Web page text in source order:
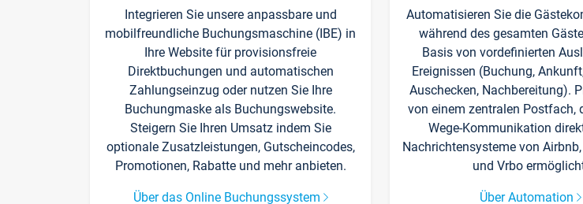
Integrieren Sie unsere anpassbare und
mobilfreundliche Buchungsmaschine (IBE) in
Ihre Website für provisionsfreie
Direktbuchungen und automatischen
Zahlungseinzug oder nutzen Sie Ihre
Buchungmaske als Buchungswebsite.
Steigern Sie Ihren Umsatz indem Sie
optionale Zusatzleistungen, Gutscheincodes,
Promotionen, Rabatte und mehr anbieten.
Über das Online Buchungssystem
Automatisieren Sie die
während des gesamten
Basis von vordefinierten
Ereignissen (Buchung,
Auschecken, Nachbereitung).
von einem zentralen Postfach,
Wege-Kommunikation
Nachrichtensysteme von
und Vrbo
Über Automation